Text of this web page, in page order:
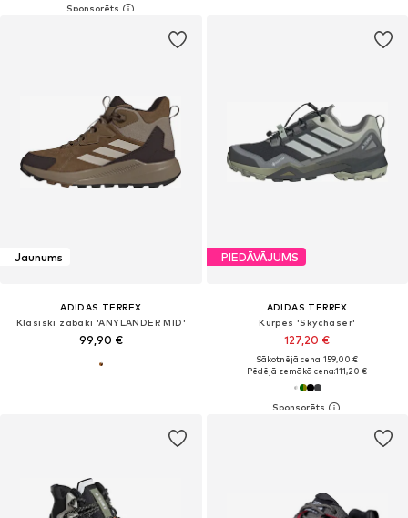
Jaunums
ADIDAS TERREX
Klasiski zābaki 'ANYLANDER MID'
99,90 €
PIEDĀVĀJUMS
ADIDAS TERREX
Kurpes 'Skychaser'
127,20 €
Sākotnējā cena: 159,00 €
Pēdējā zemākā cena:111,20 €